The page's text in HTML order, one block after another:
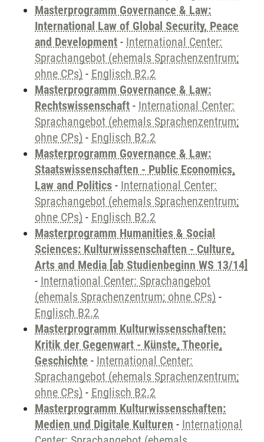
Masterprogramm Governance & Law:
International Law of Global Security, Peace
and Development - International Center:
Sprachangebot (ehemals Sprachenzentrum;
ohne CPs) - Englisch B2.2
Masterprogramm Governance & Law:
Rechtswissenschaft - International Center:
Sprachangebot (ehemals Sprachenzentrum;
ohne CPs) - Englisch B2.2
Masterprogramm Governance & Law:
Staatswissenschaften - Public Economics,
Law and Politics - International Center:
Sprachangebot (ehemals Sprachenzentrum;
ohne CPs) - Englisch B2.2
Masterprogramm Humanities & Social
Sciences: Kulturwissenschaften - Culture,
Arts and Media [ab Studienbeginn WS 13/14]
- International Center: Sprachangebot
(ehemals Sprachenzentrum; ohne CPs) -
Englisch B2.2
Masterprogramm Kulturwissenschaften:
Kritik der Gegenwart - Künste, Theorie,
Geschichte - International Center:
Sprachangebot (ehemals Sprachenzentrum;
ohne CPs) - Englisch B2.2
Masterprogramm Kulturwissenschaften:
Medien und Digitale Kulturen - International